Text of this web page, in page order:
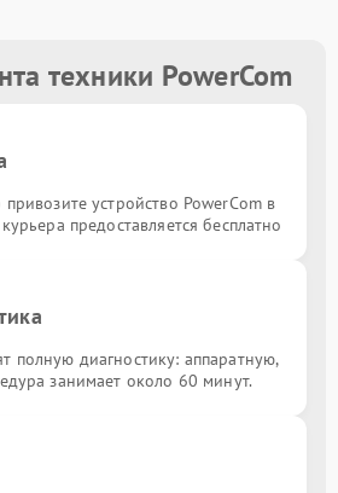
техники PowerCom
устройство PowerCom в
предоставляется бесплатно
полную диагностику: аппаратную,
занимает около 60 минут.